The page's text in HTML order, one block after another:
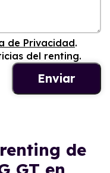
de Privacidad.
del renting.
de